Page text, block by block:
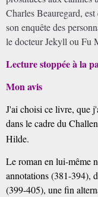
Charles Beauregard,
son enquête des
le docteur Jekyll ou Fu
Lecture stoppée à la
Mon avis
J'ai choisi ce livre, que
dans le cadre du
Hilde.
Le roman en lui-même
annotations (381-394),
(399-405), une fin